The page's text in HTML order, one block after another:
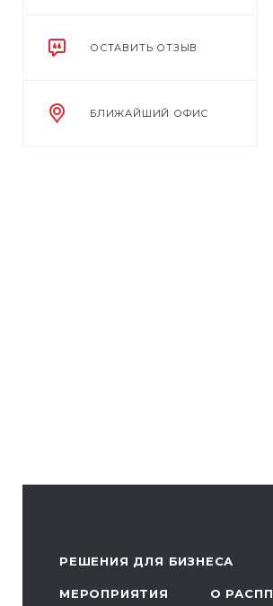
ОСТАВИТЬ ОТЗЫВ
БЛИЖАЙШИЙ ОФИС
РЕШЕНИЯ ДЛЯ БИЗНЕСА
МЕРОПРИЯТИЯ О РАСПП